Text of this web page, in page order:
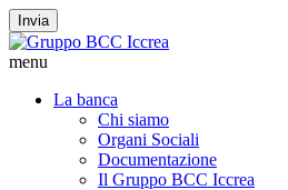
Invia
menu
La banca
Chi siamo
Organi Sociali
Documentazione
Il Gruppo BCC Iccrea